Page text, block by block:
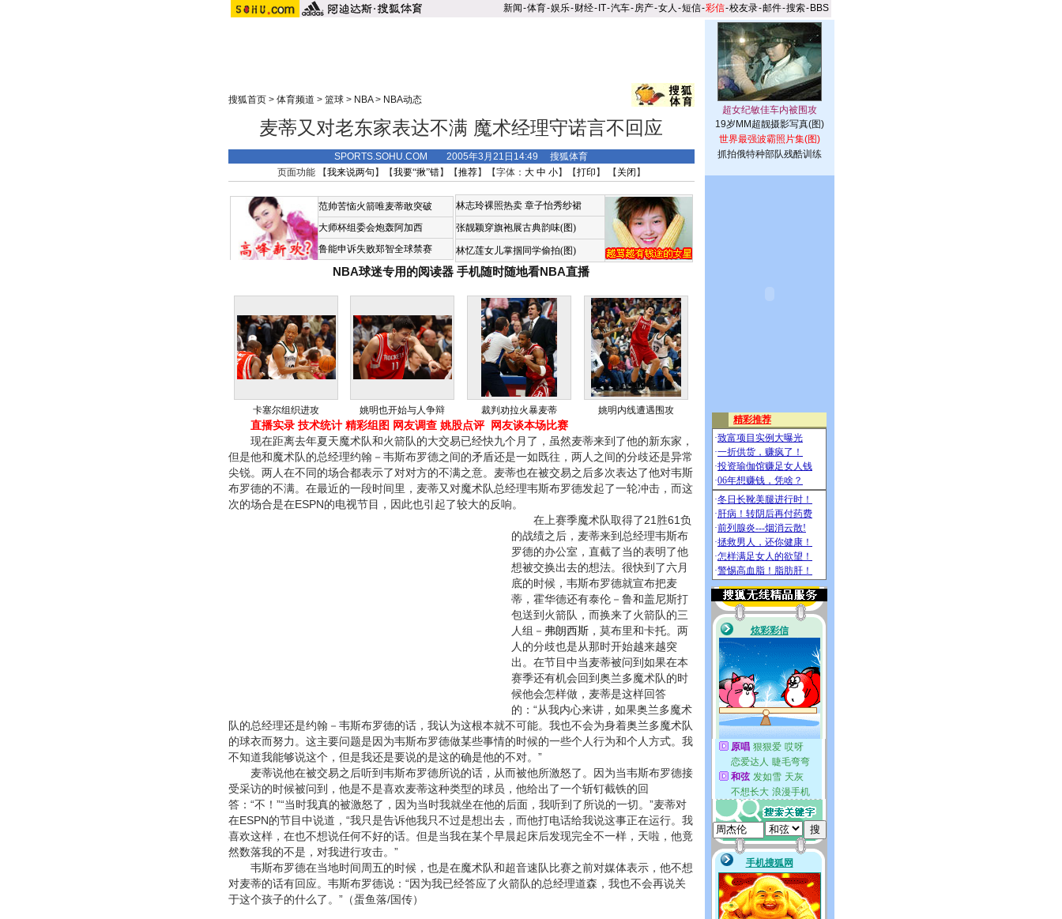
新闻-体育-娱乐-财经- IT-汽车-房产-女人 -短信-彩信-校友录-邮件-搜索- BBS
搜狐首页> 体育频道 > 篮球> NBA> NBA动态
麦蒂又对老东家表达不满 魔术经理守诺言不回应
SPORTS.SOHU.COM 2005年3月21日14:49 搜狐体育
页面功能 【我来说两句 】【我要“揪”错】【推荐】【字体： 大 中 小】【打印 】 【 关闭 】
范帅苦恼火箭唯麦蒂敢突破
大师杯组委会炮轰阿加西
鲁能申诉失败郑智全球禁赛
林志玲裸照热卖 章子怡秀纱裙
张靓颖穿旗袍展古典韵味(图)
林忆莲女儿掌掴同学偷拍(图)
NBA球迷专用的阅读器 手机随时随地看NBA直播
卡塞尔组织进攻 姚明也开始与人争辩 裁判劝拉火暴麦蒂 姚明内线遭遇围攻
直播实录 技术统计 精彩组图 网友调查 姚股点评
网友谈本场比赛
现在距离去年夏天魔术队和火箭队的大交易已经快九个月了，虽然麦蒂来到了他的新东家，
但是他和魔术队的总经理约翰－韦斯布罗德之间的矛盾还是一如既往，两人之间的分歧还是异常
尖锐。两人在不同的场合都表示了对对方的不满之意。麦蒂也在被交易之后多次表达了他对韦斯
布罗德的不满。在最近的一段时间里，麦蒂又对魔术队总经理韦斯布罗德发起了一轮冲击，而这
次的场合是在ESPN的电视节目，因此也引起了较大的反响。
在上赛季魔术队取得了21胜61负
的战绩之后，麦蒂来到总经理韦斯布
罗德的办公室，直截了当的表明了他
想被交换出去的想法。很快到了六月
底的时候，韦斯布罗德就宣布把麦
蒂，霍华德还有泰伦－鲁和盖尼斯打
包送到火箭队，而换来了火箭队的三
人组－ 弗朗西斯，莫布里和卡托。两
人的分歧也是从那时开始越来越突
出。在节目中当麦蒂被问到如果在本
赛季还有机会回到奥兰多魔术队的时
候他会怎样做，麦蒂是这样回答
的：“从我内心来讲，如果奥兰多魔术
队的总经理还是约翰－韦斯布罗德的话，我认为这根本就不可能。我也不会为身着奥兰多魔术队
的球衣而努力。这主要问题是因为韦斯布罗德做某些事情的时候的一些个人行为和个人方式。我
不知道我能够说这个，但是我还是要说的是这的确是他的不对。”
麦蒂说他在被交易之后听到韦斯布罗德所说的话，从而被他所激怒了。因为当韦斯布罗德接
受采访的时候被问到，他是不是喜欢麦蒂这种类型的球员，他给出了一个斩钉截铁的回
答：“不！”“当时我真的被激怒了，因为当时我就坐在他的后面，我听到了所说的一切。”麦蒂对
在ESPN的节目中说道，“我只是告诉他我只不过是想出去，而他打电话给我说这事正在运行。我
喜欢这样，在也不想说任何不好的话。但是当我在某个早晨起床后发现完全不一样，天啦，他竟
然数落我的不是，对我进行攻击。”
韦斯布罗德在当地时间周五的时候，也是在魔术队和超音速队比赛之前对媒体表示，他不想
对麦蒂的话有回应。韦斯布罗德说：“因为我已经答应了火箭队的总经理道森，我也不会再说关
于这个孩子的什么了。”（蛋鱼落/国传）
19岁MM超靓摄影写真(图)
世界最强波霸照片集(图)
抓拍俄特种部队残酷训练